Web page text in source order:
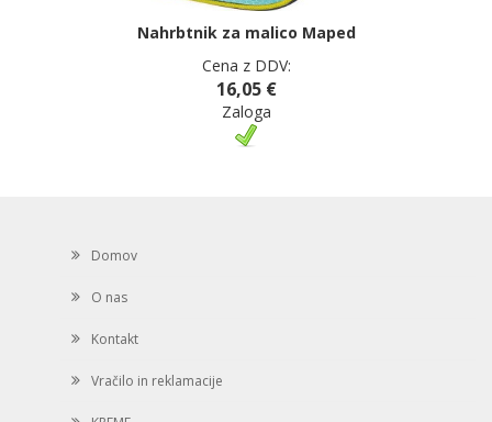
Nahrbtnik za malico Maped
Cena z DDV:
16,05 €
Zaloga
Domov
O nas
Kontakt
Vračilo in reklamacije